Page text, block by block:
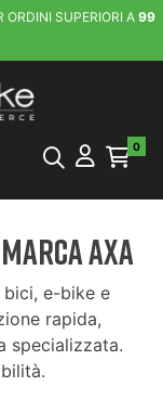
ORDINI SUPERIORI A 99
0
AXA
bici, e-bike e
rapida,
specializzata.